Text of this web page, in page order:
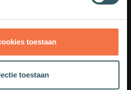
toestaan
toestaan